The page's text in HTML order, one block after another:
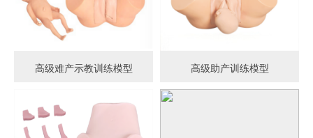
高级难产示教训练模型 高级助产训练模型